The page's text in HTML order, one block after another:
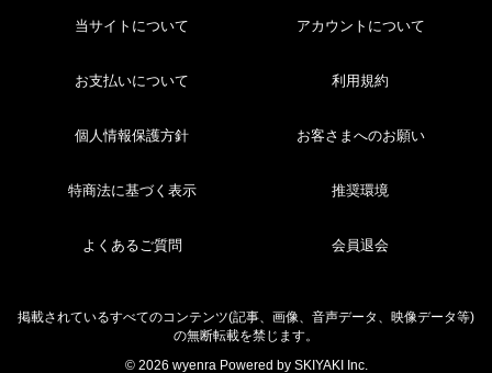
当サイトについて アカウントについて
お支払いについて 利用規約
個人情報保護方針 お客さまへのお願い
特商法に基づく表示 推奨環境
よくあるご質問 会員退会
掲載されているすべてのコンテンツ(記事、画像、音声データ、映像データ等)
の無断転載を禁じます。
© 2026 wyenra Powered by SKIYAKI Inc.